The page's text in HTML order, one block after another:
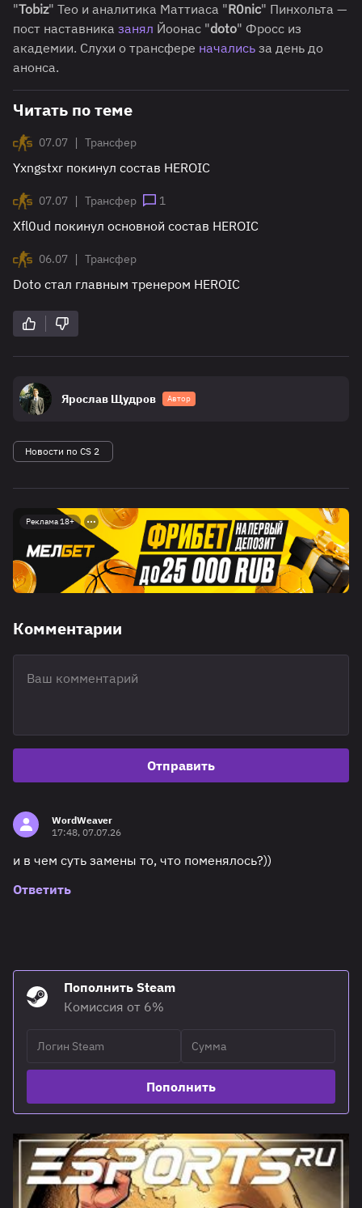
"Tobiz" Тео и аналитика Маттиаса "R0nic" Пинхольта —
пост наставника занял Йоонас "doto" Фросс из
академии. Слухи о трансфере начались за день до
анонса.
Читать по теме
07.07 | Трансфер
Yxngstxr покинул состав HEROIC
07.07 | Трансфер 1
Xfl0ud покинул основной состав HEROIC
06.07 | Трансфер
Doto стал главным тренером HEROIC
Ярослав Щудров Автор
Новости по CS 2
Реклама 18+
Комментарии
Отправить
WordWeaver
17:48, 07.07.26
и в чем суть замены то, что поменялось?))
Ответить
Пополнить Steam
Комиссия от 6%
Пополнить